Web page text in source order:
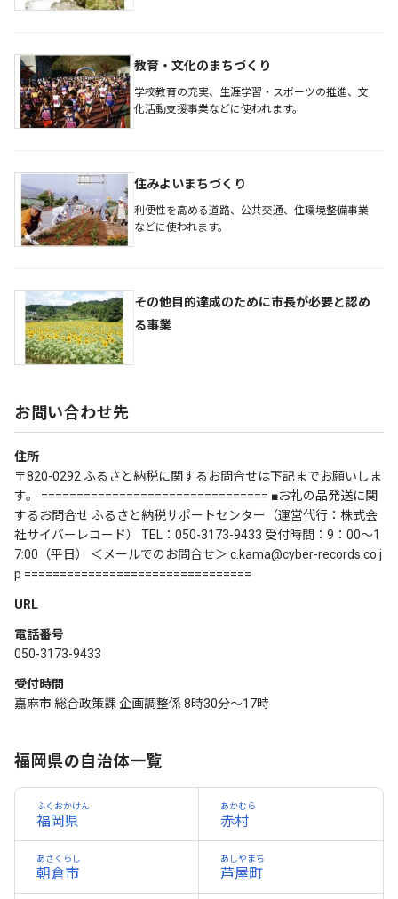
教育・文化のまちづくり
学校教育の充実、生涯学習・スポーツの推進、文
化活動支援事業などに使われます。
住みよいまちづくり
利便性を高める道路、公共交通、住環境整備事業
などに使われます。
その他目的達成のために市長が必要と認め
る事業
お問い合わせ先
住所
〒820-0292 ふるさと納税に関するお問合せは下記までお願いしま
す。 ================================ ■お礼の品発送に関
するお問合せ ふるさと納税サポートセンター（運営代行：株式会
社サイバーレコード） TEL：050-3173-9433 受付時間：9：00～1
7:00（平日） ＜メールでのお問合せ＞ c.kama@cyber-records.co.j
p ================================
URL
電話番号
050-3173-9433
受付時間
嘉麻市 総合政策課 企画調整係 8時30分～17時
福岡県の自治体一覧
福岡県
ふくおかけん
赤村
あかむら
朝倉市
あさくらし
芦屋町
あしやまち